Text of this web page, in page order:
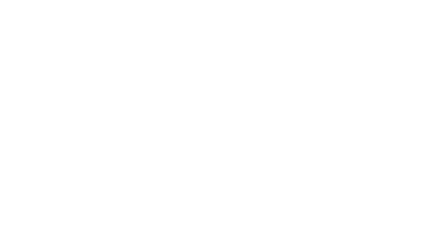
vstupem do moře v pěší vzdálenosti. Lehátka
pláži.
hod.)